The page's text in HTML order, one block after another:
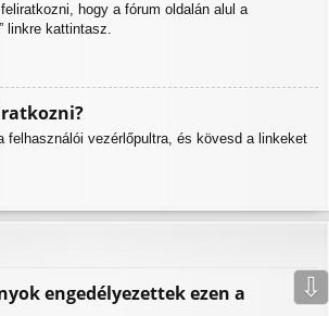
hogy a fórum oldalán alul a
linkre kattintasz.
felhasználói vezérlőpultra, és kövesd a linkeket
engedélyezettek ezen a
⇩